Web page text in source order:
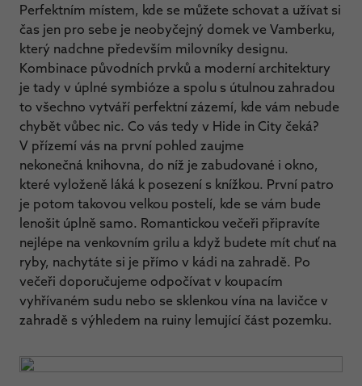
Perfektním místem, kde se můžete schovat a užívat si
čas jen pro sebe je neobyčejný domek ve Vamberku,
který nadchne především milovníky designu.
Kombinace původních prvků a moderní architektury
je tady v úplné symbióze a spolu s útulnou zahradou
to všechno vytváří perfektní zázemí, kde vám nebude
chybět vůbec nic. Co vás tedy v Hide in City čeká?
V přízemí vás na první pohled zaujme
nekonečná knihovna, do níž je zabudované i okno,
které vyloženě láká k posezení s knížkou. První patro
je potom takovou velkou postelí, kde se vám bude
lenošit úplně samo. Romantickou večeři připravíte
nejlépe na venkovním grilu a když budete mít chuť na
ryby, nachytáte si je přímo v kádi na zahradě. Po
večeři doporučujeme odpočívat v koupacím
vyhřívaném sudu nebo se sklenkou vína na lavičce v
zahradě s výhledem na ruiny lemující část pozemku.